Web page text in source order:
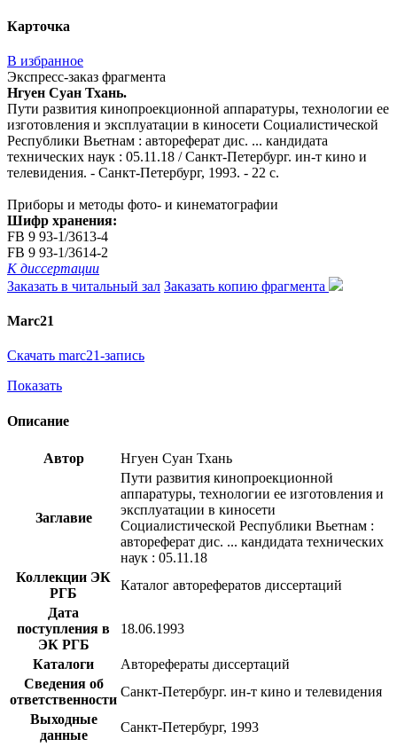
Карточка
В избранное
Экспресс-заказ фрагмента
Нгуен Суан Тхань.
Пути развития кинопроекционной аппаратуры, технологии ее
изготовления и эксплуатации в киносети Социалистической
Республики Вьетнам : автореферат дис. ... кандидата
технических наук : 05.11.18 / Санкт-Петербург. ин-т кино и
телевидения. - Санкт-Петербург, 1993. - 22 с.
Приборы и методы фото- и кинематографии
Шифр хранения:
FB 9 93-1/3613-4
FB 9 93-1/3614-2
К диссертации
Заказать в читальный зал Заказать копию фрагмента
Marc21
Скачать marc21-запись
Показать
Описание
Автор Нгуен Суан Тхань
Заглавие
Пути развития кинопроекционной
аппаратуры, технологии ее изготовления и
эксплуатации в киносети
Социалистической Республики Вьетнам :
автореферат дис. ... кандидата технических
наук : 05.11.18
Коллекции ЭК
РГБ
Каталог авторефератов диссертаций
Дата
поступления в
ЭК РГБ
18.06.1993
Каталоги
Авторефераты диссертаций
Сведения об
ответственности
Санкт-Петербург. ин-т кино и телевидения
Выходные
данные
Санкт-Петербург, 1993